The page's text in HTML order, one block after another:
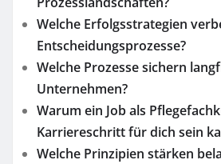
Welche Erfolgsstrategien
Entscheidungsprozesse?
Welche Prozesse sichern
Unternehmen?
Warum ein Job als
Karriereschritt für dich sein
Welche Prinzipien stärken